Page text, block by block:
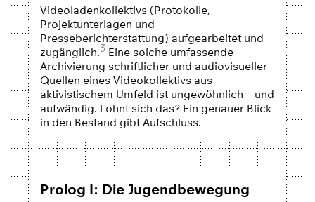
Videoladenkollektivs (Protokolle,
Projektunterlagen und
Presseberichterstattung) aufgearbeitet und
zugänglich.3Eine solche umfassende
Archivierung schriftlicher und audiovisueller
Quellen eines Videokollektivs aus
aktivistischem Umfeld ist ungewöhnlich – und
aufwändig. Lohnt sich das? Ein genauer Blick
in den Bestand gibt Aufschluss.
Prolog I: Die Jugendbewegung